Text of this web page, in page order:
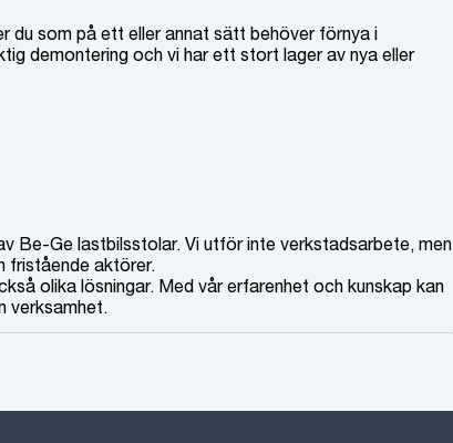
du som på ett eller annat sätt behöver förnya i
demontering och vi har ett stort lager av nya eller
Be-Ge lastbilsstolar. Vi utför inte verkstadsarbete, men
fristående aktörer.
olika lösningar. Med vår erfarenhet och kunskap kan
verksamhet.